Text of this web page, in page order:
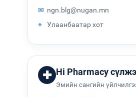
✉ ngn.blg@nugan.mn
⌖
Улаанбаатар хот
✚ Hi Pharmacy
Эмийн сангийн